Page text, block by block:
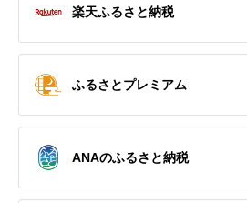
楽天ふるさと納税
ふるさとプレミアム
ANAのふるさと納税